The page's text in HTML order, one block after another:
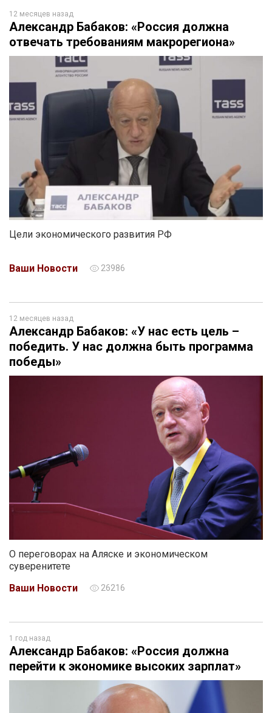
12 месяцев назад
Александр Бабаков: «Россия должна
отвечать требованиям макрорегиона»
Цели экономического развития РФ
Ваши Новости 23986
12 месяцев назад
Александр Бабаков: «У нас есть цель –
победить. У нас должна быть программа
победы»
О переговорах на Аляске и экономическом
суверенитете
Ваши Новости
26216
1 год назад
Александр Бабаков: «Россия должна
перейти к экономике высоких зарплат»